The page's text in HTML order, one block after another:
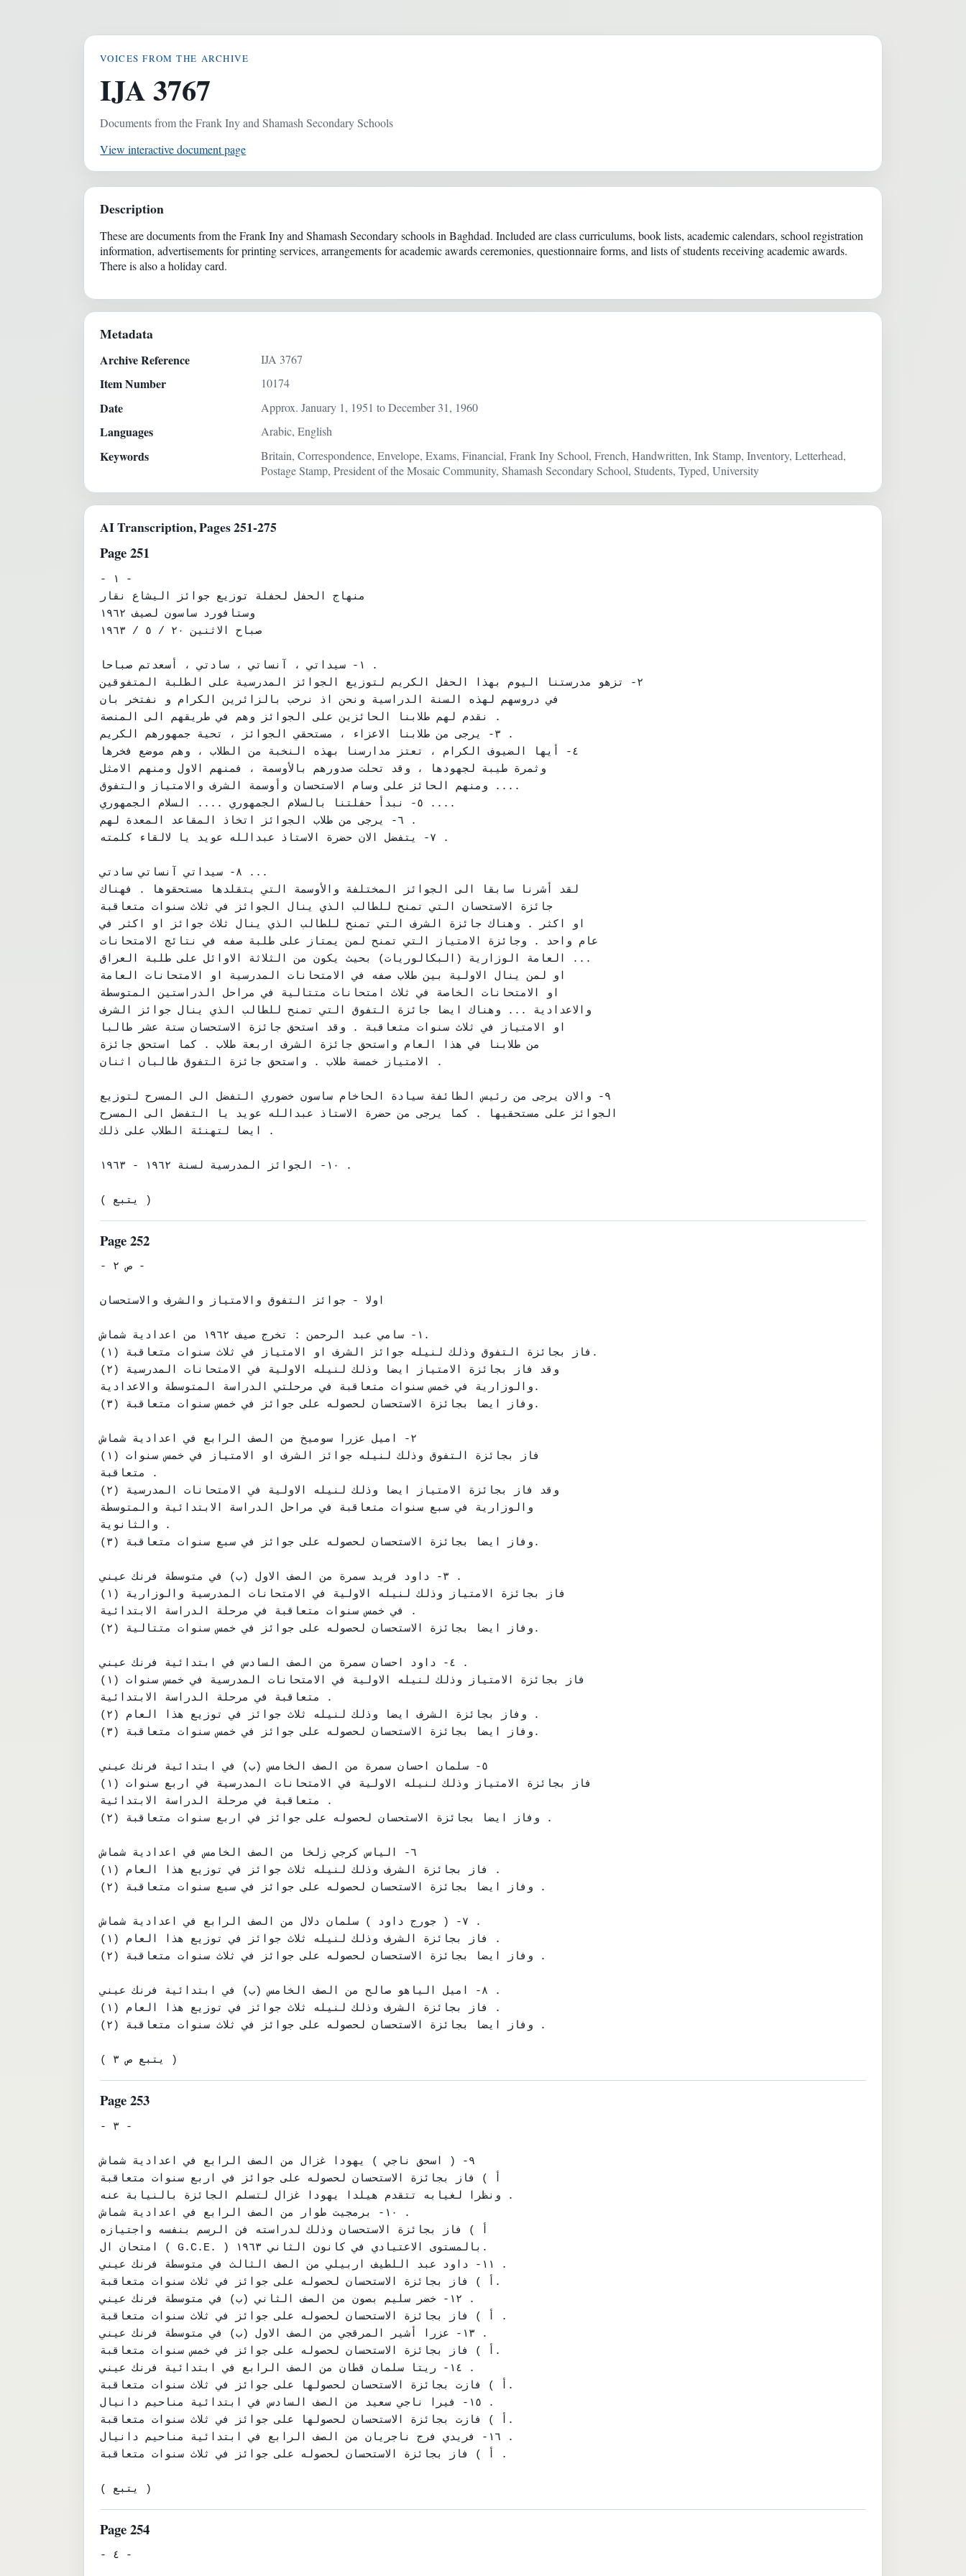
VOICES FROM THE ARCHIVE
IJA 3767
Documents from the Frank Iny and Shamash Secondary Schools
View interactive document page
Description
These are documents from the Frank Iny and Shamash Secondary schools in Baghdad. Included are class curriculums, book lists, academic calendars, school registration
information, advertisements for printing services, arrangements for academic awards ceremonies, questionnaire forms, and lists of students receiving academic awards.
There is also a holiday card.
Metadata
Archive Reference IJA 3767
Item Number 10174
Date Approx. January 1, 1951 to December 31, 1960
Languages Arabic, English
Keywords
Britain, Correspondence, Envelope, Exams, Financial, Frank Iny School, French, Handwritten, Ink Stamp, Inventory, Letterhead,
Postage Stamp, President of the Mosaic Community, Shamash Secondary School, Students, Typed, University
AI Transcription, Pages 251-275
Page 251
- ١ -
منهاج الحفل لحفلة توزيع جوائز اليشاع نقار
وستافورد ساسون لصيف ١٩٦٢
صباح الاثنين ٢٠ / ٥ / ١٩٦٣
١- سيداتي ، آنساتي ، سادتي ، أسعدتم صباحا .
٢- تزهو مدرستنا اليوم بهذا الحفل الكريم لتوزيع الجوائز المدرسية على الطلبة المتفوقين
في دروسهم لهذه السنة الدراسية ونحن اذ نرحب بالزائرين الكرام و نفتخر بان
نقدم لهم طلابنا الحائزين على الجوائز وهم في طريقهم الى المنصة .
٣- يرجى من طلابنا الاعزاء ، مستحقي الجوائز ، تحية جمهورهم الكريم .
٤- أيها الضيوف الكرام ، تعتز مدارسنا بهذه النخبة من الطلاب ، وهم موضع فخرها
وثمرة طيبة لجهودها ، وقد تحلت صدورهم بالأوسمة ، فمنهم الاول ومنهم الامثل
ومنهم الحائز على وسام الاستحسان وأوسمة الشرف والامتياز والتفوق ....
٥- نبدأ حفلتنا بالسلام الجمهوري .... السلام الجمهوري ....
٦- يرجى من طلاب الجوائز اتخاذ المقاعد المعدة لهم .
٧- يتفضل الان حضرة الاستاذ عبدالله عويد يا لالقاء كلمته .
٨- سيداتي آنساتي سادتي ...
لقد أشرنا سابقا الى الجوائز المختلفة والأوسمة التي يتقلدها مستحقوها . فهناك
جائزة الاستحسان التي تمنح للطالب الذي ينال الجوائز في ثلاث سنوات متعاقبة
او اكثر . وهناك جائزة الشرف التي تمنح للطالب الذي ينال ثلاث جوائز او اكثر في
عام واحد . وجائزة الامتياز التي تمنح لمن يمتاز على طلبة صفه في نتائج الامتحانات
العامة الوزارية (البكالوريات) بحيث يكون من الثلاثة الاوائل على طلبة العراق ...
او لمن ينال الاولية بين طلاب صفه في الامتحانات المدرسية او الامتحانات العامة
او الامتحانات الخاصة في ثلاث امتحانات متتالية في مراحل الدراستين المتوسطة
والاعدادية ... وهناك ايضا جائزة التفوق التي تمنح للطالب الذي ينال جوائز الشرف
او الامتياز في ثلاث سنوات متعاقبة . وقد استحق جائزة الاستحسان ستة عشر طالبا
من طلابنا في هذا العام واستحق جائزة الشرف اربعة طلاب . كما استحق جائزة
الامتياز خمسة طلاب . واستحق جائزة التفوق طالبان اثنان .
٩- والان يرجى من رئيس الطائفة سيادة الحاخام ساسون خضوري التفضل الى المسرح لتوزيع
الجوائز على مستحقيها . كما يرجى من حضرة الاستاذ عبدالله عويد يا التفضل الى المسرح
ايضا لتهنئة الطلاب على ذلك .
١٠- الجوائز المدرسية لسنة ١٩٦٢ - ١٩٦٣ .
( يتبع )
Page 252
- ص ٢ -
اولا - جوائز التفوق والامتياز والشرف والاستحسان
١- سامي عبد الرحمن : تخرج صيف ١٩٦٢ من اعدادية شماش.
(١) فاز بجائزة التفوق وذلك لنيله جوائز الشرف او الامتياز في ثلاث سنوات متعاقبة.
(٢) وقد فاز بجائزة الامتياز ايضا وذلك لنيله الاولية في الامتحانات المدرسية
والوزارية في خمس سنوات متعاقبة في مرحلتي الدراسة المتوسطة والاعدادية.
(٣) وفاز ايضا بجائزة الاستحسان لحصوله على جوائز في خمس سنوات متعاقبة.
٢- اميل عزرا سوميخ من الصف الرابع في اعدادية شماش
(١) فاز بجائزة التفوق وذلك لنيله جوائز الشرف او الامتياز في خمس سنوات
متعاقبة .
(٢) وقد فاز بجائزة الامتياز ايضا وذلك لنيله الاولية في الامتحانات المدرسية
والوزارية في سبع سنوات متعاقبة في مراحل الدراسة الابتدائية والمتوسطة
والثانوية .
(٣) وفاز ايضا بجائزة الاستحسان لحصوله على جوائز في سبع سنوات متعاقبة.
٣- داود فريد سمرة من الصف الاول (ب) في متوسطة فرنك عيني .
(١) فاز بجائزة الامتياز وذلك لنيله الاولية في الامتحانات المدرسية والوزارية
في خمس سنوات متعاقبة في مرحلة الدراسة الابتدائية .
(٢) وفاز ايضا بجائزة الاستحسان لحصوله على جوائز في خمس سنوات متتالية.
٤- داود احسان سمرة من الصف السادس في ابتدائية فرنك عيني .
(١) فاز بجائزة الامتياز وذلك لنيله الاولية في الامتحانات المدرسية في خمس سنوات
متعاقبة في مرحلة الدراسة الابتدائية .
(٢) وفاز بجائزة الشرف ايضا وذلك لنيله ثلاث جوائز في توزيع هذا العام .
(٣) وفاز ايضا بجائزة الاستحسان لحصوله على جوائز في خمس سنوات متعاقبة.
٥- سلمان احسان سمرة من الصف الخامس (ب) في ابتدائية فرنك عيني
(١) فاز بجائزة الامتياز وذلك لنيله الاولية في الامتحانات المدرسية في اربع سنوات
متعاقبة في مرحلة الدراسة الابتدائية .
(٢) وفاز ايضا بجائزة الاستحسان لحصوله على جوائز في اربع سنوات متعاقبة .
٦- الياس كرجي زلخا من الصف الخامس في اعدادية شماش
(١) فاز بجائزة الشرف وذلك لنيله ثلاث جوائز في توزيع هذا العام .
(٢) وفاز ايضا بجائزة الاستحسان لحصوله على جوائز في سبع سنوات متعاقبة .
٧- ( جورج داود ) سلمان دلال من الصف الرابع في اعدادية شماش .
(١) فاز بجائزة الشرف وذلك لنيله ثلاث جوائز في توزيع هذا العام .
(٢) وفاز ايضا بجائزة الاستحسان لحصوله على جوائز في ثلاث سنوات متعاقبة .
٨- اميل الياهو صالح من الصف الخامس (ب) في ابتدائية فرنك عيني .
(١) فاز بجائزة الشرف وذلك لنيله ثلاث جوائز في توزيع هذا العام .
(٢) وفاز ايضا بجائزة الاستحسان لحصوله على جوائز في ثلاث سنوات متعاقبة .
( يتبع ص ٣ )
Page 253
- ٣ -
٩- ( اسحق ناجي ) يهودا غزال من الصف الرابع في اعدادية شماش
أ ) فاز بجائزة الاستحسان لحصوله على جوائز في اربع سنوات متعاقبة
ونظرا لغيابه تتقدم هيلدا يهودا غزال لتسلم الجائزة بالنيابة عنه .
١٠- برمجيت طوار من الصف الرابع في اعدادية شماش .
أ ) فاز بجائزة الاستحسان وذلك لدراسته فن الرسم بنفسه واجتيازه
امتحان ال ( G.C.E. ) بالمستوى الاعتيادي في كانون الثاني ١٩٦٣.
١١- داود عبد اللطيف اربيلي من الصف الثالث في متوسطة فرنك عيني .
أ ) فاز بجائزة الاستحسان لحصوله على جوائز في ثلاث سنوات متعاقبة.
١٢- خضر سليم بصون من الصف الثاني (ب) في متوسطة فرنك عيني .
أ ) فاز بجائزة الاستحسان لحصوله على جوائز في ثلاث سنوات متعاقبة .
١٣- عزرا أشير المرقجي من الصف الاول (ب) في متوسطة فرنك عيني .
أ ) فاز بجائزة الاستحسان لحصوله على جوائز في خمس سنوات متعاقبة.
١٤- ريتا سلمان قطان من الصف الرابع في ابتدائية فرنك عيني .
أ ) فازت بجائزة الاستحسان لحصولها على جوائز في ثلاث سنوات متعاقبة.
١٥- فيرا ناجي سعيد من الصف السادس في ابتدائية مناحيم دانيال .
أ ) فازت بجائزة الاستحسان لحصولها على جوائز في ثلاث سنوات متعاقبة.
١٦- فريدي فرج ناجريان من الصف الرابع في ابتدائية مناحيم دانيال .
أ ) فاز بجائزة الاستحسان لحصوله على جوائز في ثلاث سنوات متعاقبة .
( يتبع )
Page 254
- ٤ -